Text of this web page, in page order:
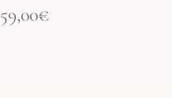
59,00€